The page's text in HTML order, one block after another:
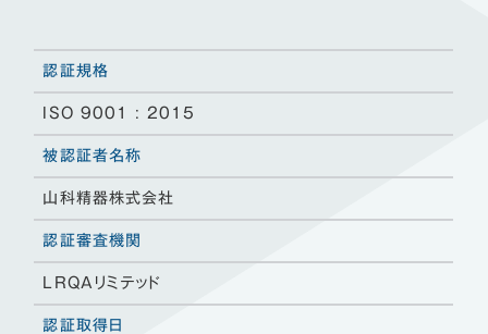
認証規格
ISO 9001 : 2015
被認証者名称
山科精器株式会社
認証審査機関
LRQAリミテッド
認証取得日